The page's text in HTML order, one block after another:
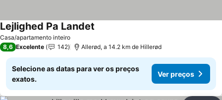
Casa/apartamento inteiro
Lejlighed Pa Landet
8,6 Excelente 142 Allerød, a 14.2 km de Hillerød
Selecione as datas para ver os preços
exatos.
Ver preços